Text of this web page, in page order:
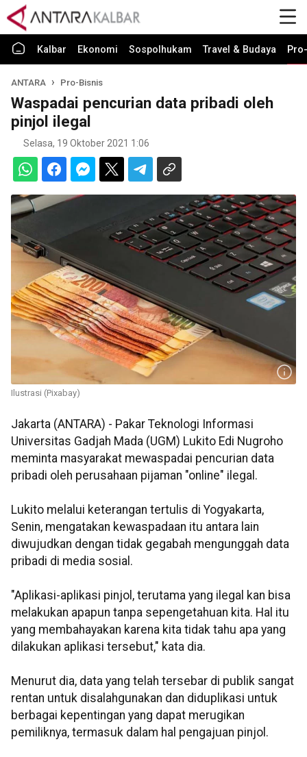
Kalbar Ekonomi Sospolhukam Travel & Budaya
ANTARA Pro-Bisnis
Waspadai pencurian data pribadi oleh
pinjol ilegal
Selasa, 19 Oktober 2021 1:06
Ilustrasi (Pixabay)
Jakarta (ANTARA) - Pakar Teknologi Informasi
Universitas Gadjah Mada (UGM) Lukito Edi Nugroho
meminta masyarakat mewaspadai pencurian data
pribadi oleh perusahaan pijaman "online" ilegal.
Lukito melalui keterangan tertulis di Yogyakarta,
Senin, mengatakan kewaspadaan itu antara lain
diwujudkan dengan tidak gegabah mengunggah data
pribadi di media sosial.
"Aplikasi-aplikasi pinjol, terutama yang ilegal kan bisa
melakukan apapun tanpa sepengetahuan kita. Hal itu
yang membahayakan karena kita tidak tahu apa yang
dilakukan aplikasi tersebut," kata dia.
Menurut dia, data yang telah tersebar di publik sangat
rentan untuk disalahgunakan dan diduplikasi untuk
berbagai kepentingan yang dapat merugikan
pemiliknya, termasuk dalam hal pengajuan pinjol.